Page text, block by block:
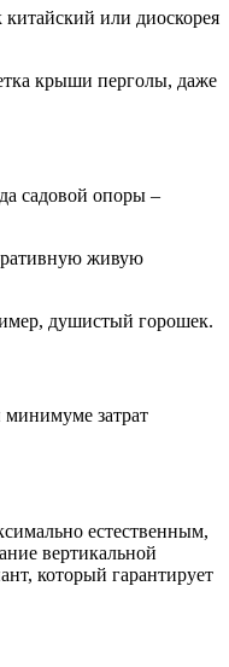
или диоскорея
крыши перголы, даже
садовой опоры –
живую
душистый горошек.
минимуме затрат
естественным,
вертикальной
который гарантирует